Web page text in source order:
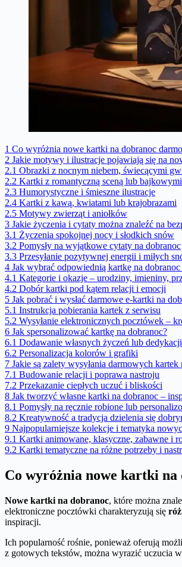
1 Co wyróżnia nowe kartki na dobranoc
2 Jakie motywy i ilustracje pojawiają się na
2.1 Obrazki z nocnym niebem, świecącymi
2.2 Kartki z romantyczną sceną lub
2.3 Humorystyczne i śmieszne ilustracje
2.4 Kartki z kawą, kwiatami lub krajobrazami
2.5 Motywy zwierząt i aniołków
3 Jakie życzenia i cytaty można znaleźć na
3.1 Życzenia spokojnej nocy i słodkich snów
3.2 Pomysły na wyjątkowe cytaty na dobranoc
3.3 Przesyłanie pozytywnej energii i miłych
4 Jak wybrać odpowiednią kartkę na
4.1 Kategorie i okazje – urodziny, imieniny,
4.2 Dobór kartki pod kątem relacji i emocji
5 Jak pobrać i wysłać darmowe e-kartki na
5.1 Instrukcja pobierania kartek z serwisu
5.2 Wysyłanie elektronicznych pocztówek –
6 Jak spersonalizować kartkę na dobranoc?
6.1 Dodawanie własnych życzeń lub dedykacji
6.2 Personalizacja kolorów i grafiki
7 Jakie są zalety wysyłania darmowych kartek
7.1 Budowanie relacji i poprawa nastroju
7.2 Przekazanie ciepłych uczuć i bliskości
8 Jak tworzyć własne kartki na dobranoc –
8.1 Pomysły na ręcznie robione lub
8.2 Kreatywność a tradycja dzielenia się
9 Najpopularniejsze kolekcje i tematyka
9.1 Kartki animowane, klasyczne, zabawne i
9.2 Kartki tematyczne na różne potrzeby i
Co wyróżnia nowe kartki na
Nowe kartki na dobranoc, które można
elektroniczne pocztówki charakteryzują się
inspiracji.
Ich popularność rośnie, ponieważ oferują
z gotowych tekstów, można wyrazić uczucia